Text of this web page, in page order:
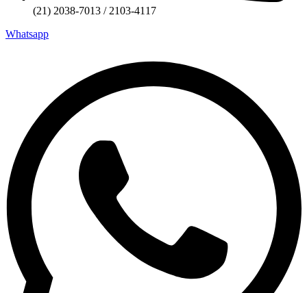
(21) 2038-7013 / 2103-4117
Whatsapp